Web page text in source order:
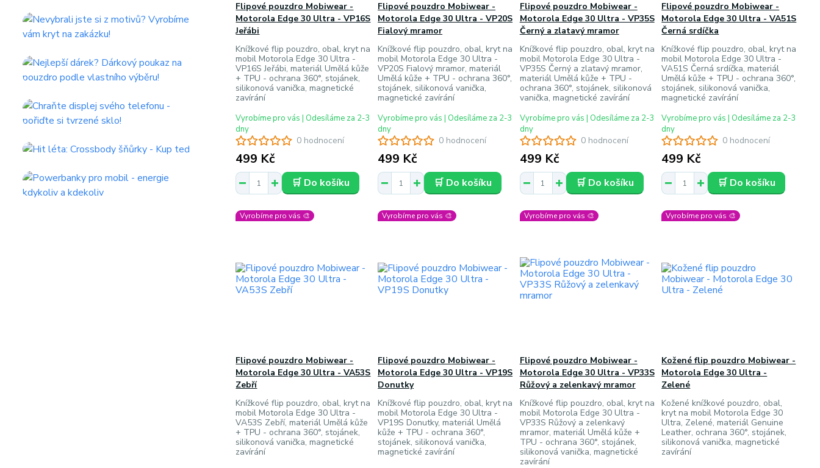
0 hodnocení
Flipové pouzdro Mobiwear -
Motorola Edge 30 Ultra - VP16S
Jeřábi
Knížkové flip pouzdro, obal, kryt na
mobil Motorola Edge 30 Ultra -
VP16S Jeřábi, materiál Umělá kůže
+ TPU - ochrana 360°, stojánek,
silikonová vanička, magnetické
zavírání
499 Kč
Vyrobíme pro vás | Odesíláme za 2-3
dny
🛒 Do košíku
0 hodnocení
Flipové pouzdro Mobiwear -
Motorola Edge 30 Ultra - VP20S
Fialový mramor
Knížkové flip pouzdro, obal, kryt na
mobil Motorola Edge 30 Ultra -
VP20S Fialový mramor, materiál
Umělá kůže + TPU - ochrana 360°,
stojánek, silikonová vanička,
magnetické zavírání
499 Kč
Vyrobíme pro vás | Odesíláme za 2-3
dny
🛒 Do košíku
0 hodnocení
Flipové pouzdro Mobiwear -
Motorola Edge 30 Ultra - VP35S
Černý a zlatavý mramor
Knížkové flip pouzdro, obal, kryt na
mobil Motorola Edge 30 Ultra -
VP35S Černý a zlatavý mramor,
materiál Umělá kůže + TPU -
ochrana 360°, stojánek, silikonová
vanička, magnetické zavírání
499 Kč
Vyrobíme pro vás | Odesíláme za 2-3
dny
🛒 Do košíku
0 hodnocení
Flipové pouzdro Mobiwear -
Motorola Edge 30 Ultra - VA51S
Černá srdíčka
Knížkové flip pouzdro, obal, kryt na
mobil Motorola Edge 30 Ultra -
VA51S Černá srdíčka, materiál
Umělá kůže + TPU - ochrana 360°,
stojánek, silikonová vanička,
magnetické zavírání
499 Kč
Vyrobíme pro vás | Odesíláme za 2-3
dny
🛒 Do košíku
Vyrobíme pro vás 🎨
Flipové pouzdro Mobiwear -
Motorola Edge 30 Ultra - VA53S
Zebří
Knížkové flip pouzdro, obal, kryt na
mobil Motorola Edge 30 Ultra -
VA53S Zebří, materiál Umělá kůže
+ TPU - ochrana 360°, stojánek,
silikonová vanička, magnetické
zavírání
Vyrobíme pro vás 🎨
Flipové pouzdro Mobiwear -
Motorola Edge 30 Ultra - VP19S
Donutky
Knížkové flip pouzdro, obal, kryt na
mobil Motorola Edge 30 Ultra -
VP19S Donutky, materiál Umělá
kůže + TPU - ochrana 360°,
stojánek, silikonová vanička,
magnetické zavírání
Vyrobíme pro vás 🎨
Flipové pouzdro Mobiwear -
Motorola Edge 30 Ultra - VP33S
Růžový a zelenkavý mramor
Knížkové flip pouzdro, obal, kryt na
mobil Motorola Edge 30 Ultra -
VP33S Růžový a zelenkavý
mramor, materiál Umělá kůže +
TPU - ochrana 360°, stojánek,
silikonová vanička, magnetické
zavírání
Vyrobíme pro vás 🎨
Kožené flip pouzdro Mobiwear -
Motorola Edge 30 Ultra -
Zelené
Kožené knížkové pouzdro, obal,
kryt na mobil Motorola Edge 30
Ultra, Zelené, materiál Genuine
Leather, ochrana 360°, stojánek,
silikonová vanička, magnetické
zavírání